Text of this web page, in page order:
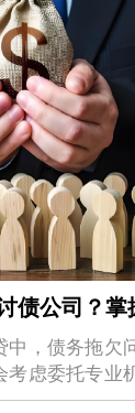
，债务拖欠
虑委托专业
人的…